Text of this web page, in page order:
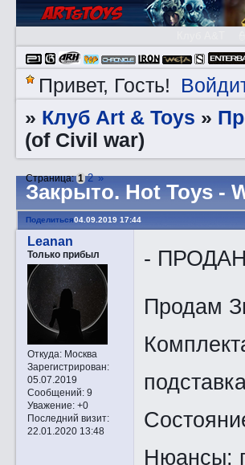
Привет, Гость!
» Клуб Art & Toys »
(of Civil war)
Закрытo. Hot Toys -
Страница:1 2 »
Поделиться04.09.2019 17:44
Leanan
Только прибыл
Откуда:Москва
Зарегистрирован:
05.07.2019
Сообщений:9
Уважение: +0
Последний визит:
22.01.2020 13:48
-
Продам
Нюансы: